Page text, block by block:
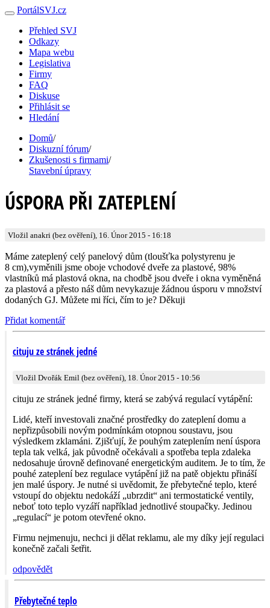
PortálSVJ.cz
Přehled SVJ
Odkazy
Mapa webu
Legislativa
Firmy
FAQ
Diskuse
Přihlásit se
Hledání
Domů/
Diskuzní fórum/
Zkušenosti s firmami/
Stavební úpravy
ÚSPORA PŘI ZATEPLENÍ
Vložil anakri (bez ověření), 16. Únor 2015 - 16:18
Máme zateplený celý panelový dům (tloušťka polystyrenu je
8 cm),vyměnili jsme oboje vchodové dveře za plastové, 98%
vlastníků má plastová okna, na chodbě jsou dveře i okna vyměněná
za plastová a přesto náš dům nevykazuje žádnou úsporu v množství
dodaných GJ. Můžete mi říci, čím to je? Děkuji
Přidat komentář
cituju ze stránek jedné
Vložil Dvořák Emil (bez ověření), 18. Únor 2015 - 10:56
cituju ze stránek jedné firmy, která se zabývá regulací vytápění:
Lidé, kteří investovali značné prostředky do zateplení domu a
nepřizpůsobili novým podmínkám otopnou soustavu, jsou
výsledkem zklamáni. Zjišťují, že pouhým zateplením není úspora
tepla tak velká, jak původně očekávali a spotřeba tepla zdaleka
nedosahuje úrovně definované energetickým auditem. Je to tím, že
pouhé zateplení bez regulace vytápění již na patě objektu přináší
jen malé úspory. Je nutné si uvědomit, že přebytečné teplo, které
vstoupí do objektu nedokáží „ubrzdit“ ani termostatické ventily,
neboť toto teplo vyzáří například jednotlivé stoupačky. Jedinou
„regulací“ je potom otevřené okno.
Firmu nejmenuju, nechci ji dělat reklamu, ale my díky její regulaci
konečně začali šetřit.
odpovědět
Přebytečné teplo